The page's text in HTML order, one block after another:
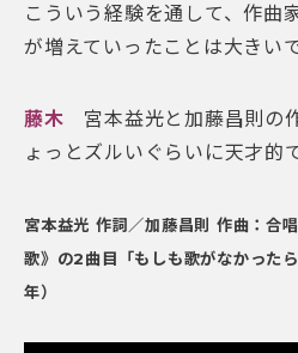
こういう経験を通して、作曲
が増えていったことは大きい
藤木 宮本益光と加藤昌則の
ょっとズルいぐらいに天才的
宮本益光 作詞／加藤昌則 作曲：合
歌》の2曲目「もしも歌がなかった
年）